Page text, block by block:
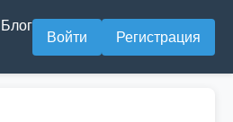
Блог
Войти Регистрация